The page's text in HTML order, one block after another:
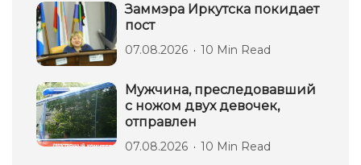
Заммэра Иркутска покидает
пост
07.08.2026 10 Min Read
Мужчина, преследовавший
с ножом двух девочек,
отправлен
07.08.2026 10 Min Read